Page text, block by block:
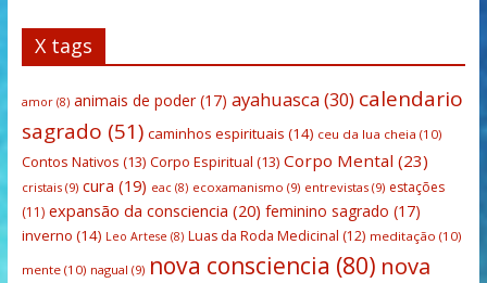
X tags
amor(8) animais de poder(17) ayahuasca(30) calendario
sagrado (51) caminhos espirituais (14) ceu da lua cheia (10)
Contos Nativos (13) Corpo Espiritual (13) Corpo Mental (23)
cristais(9) cura (19) eac(8) ecoxamanismo (9) entrevistas(9) estações
(11) expansão da consciencia (20) feminino sagrado (17)
inverno (14) Leo Artese (8) Luas da Roda Medicinal (12) meditação (10)
mente(10) nagual (9) nova consciencia (80) nova